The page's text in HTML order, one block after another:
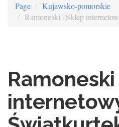
Page
Kujawsko-pomorskie
Ramoneski | Sklep